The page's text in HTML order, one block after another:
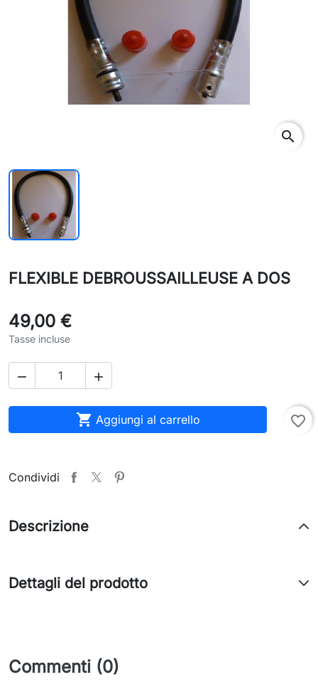
search
FLEXIBLE DEBROUSSAILLEUSE A DOS
49,00 €
Tasse incluse
 
 Aggiungi al carrello favorite_border
Condividi
Descrizione
Dettagli del prodotto
Commenti (0)